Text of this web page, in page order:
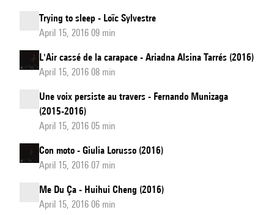
Trying to sleep - Loïc Sylvestre
April 15, 2016 09 min
L'Air cassé de la carapace - Ariadna Alsina Tarrés (2016)
April 15, 2016 08 min
Une voix persiste au travers - Fernando Munizaga
(2015-2016)
April 15, 2016 05 min
Con moto - Giulia Lorusso (2016)
April 15, 2016 07 min
Me Du Ça - Huihui Cheng (2016)
April 15, 2016 06 min